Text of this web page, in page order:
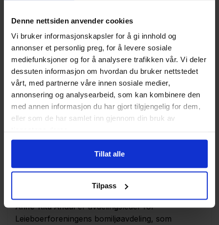
Denne nettsiden anvender cookies
Vi bruker informasjonskapsler for å gi innhold og
annonser et personlig preg, for å levere sosiale
mediefunksjoner og for å analysere trafikken vår. Vi deler
dessuten informasjon om hvordan du bruker nettstedet
vårt, med partnerne våre innen sosiale medier,
annonsering og analysearbeid, som kan kombinere den
med annen informasjon du har gjort tilgjengelig for dem,
eller som de har samlet inn gjennom din bruk av
Tillat alle
Tilpass
årsverk. Lokallagets prosjektgruppe består av:
Mari Løkener prosjektleder i 50 prosent stilling.
Mari har ansvar for å planlegge og utvikle
organisasjonen i samråd med lokallagets
medlemmer. Mari er utdannet samfunnsgeograf
med kompetanse innenfor blant annet
beboermedvirkning og alternativ boligutvikling.
Cathrine representerer kommunale beboere i flere
ulike råd og utvalg, og samarbeider med resten av
prosjektgruppen om store og små oppgaver.
Anne-Rita Andaler avdelingsleder for
Leieboerforeningens bomiljøavdeling, som